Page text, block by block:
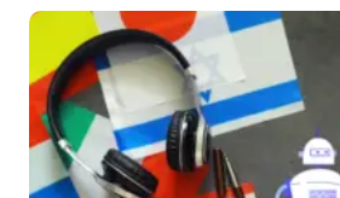
ण्या
सा
ठी
‘
या
’
ब्लॉ
ग
ला
G
O